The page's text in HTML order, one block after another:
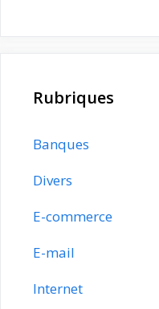
Rubriques
Banques
Divers
E-commerce
E-mail
Internet